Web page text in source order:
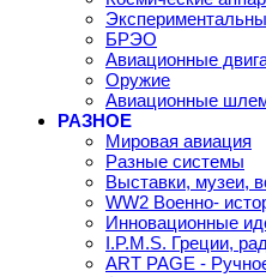
БРЭО
Авиационные
Оружие
Авиационные
РАЗНОЕ
Мировая авиация
Разные системы
Выставки, музеи,
WW2 Военно-
Инновационные
I.P.M.S. Греции,
ART PAGE -